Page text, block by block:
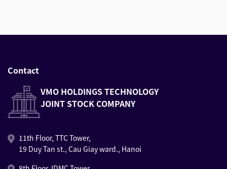
Contact
VMO HOLDINGS TECHNOLOGY
JOINT STOCK COMPANY
11th Floor, TTC Tower,
19 Duy Tan st., Cau Giay ward., Hanoi